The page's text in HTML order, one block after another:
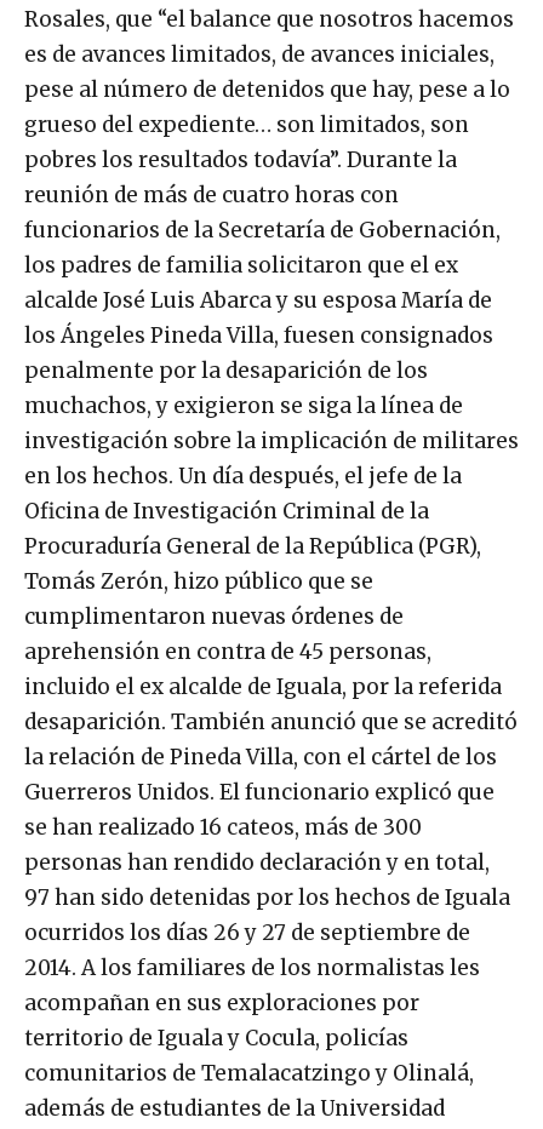
Rosales, que “el balance que nosotros hacemos
es de avances limitados, de avances iniciales,
pese al número de detenidos que hay, pese a lo
grueso del expediente… son limitados, son
pobres los resultados todavía”. Durante la
reunión de más de cuatro horas con
funcionarios de la Secretaría de Gobernación,
los padres de familia solicitaron que el ex
alcalde José Luis Abarca y su esposa María de
los Ángeles Pineda Villa, fuesen consignados
penalmente por la desaparición de los
muchachos, y exigieron se siga la línea de
investigación sobre la implicación de militares
en los hechos. Un día después, el jefe de la
Oficina de Investigación Criminal de la
Procuraduría General de la República (PGR),
Tomás Zerón, hizo público que se
cumplimentaron nuevas órdenes de
aprehensión en contra de 45 personas,
incluido el ex alcalde de Iguala, por la referida
desaparición. También anunció que se acreditó
la relación de Pineda Villa, con el cártel de los
Guerreros Unidos. El funcionario explicó que
se han realizado 16 cateos, más de 300
personas han rendido declaración y en total,
97 han sido detenidas por los hechos de Iguala
ocurridos los días 26 y 27 de septiembre de
2014. A los familiares de los normalistas les
acompañan en sus exploraciones por
territorio de Iguala y Cocula, policías
comunitarios de Temalacatzingo y Olinalá,
además de estudiantes de la Universidad